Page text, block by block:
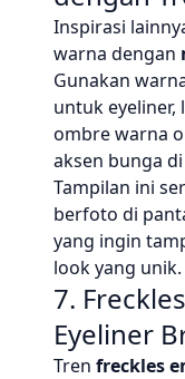
Inspirasi
warna dengan
Gunakan
untuk
ombre warna
aksen bunga
Tampilan ini
berfoto di
yang ingin
look yang unik.
7.
Eyeliner
Tren freckles